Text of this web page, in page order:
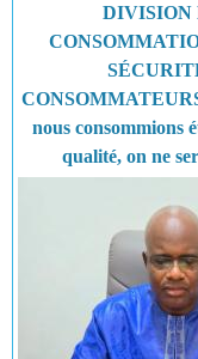
DIVISION
nous consommions
qualité, on ne